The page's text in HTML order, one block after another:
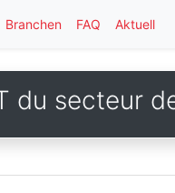
Branchen FAQ Aktuell
du secteur